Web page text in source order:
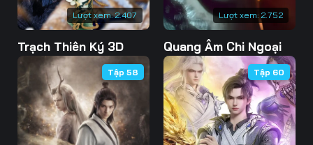
82 83
85 86 87
88 90
91 93
Lượt xem:2.407
Trạch Thiên Ký 3D
Lượt xem: 2.752
Quang Âm Chi Ngoại
Tập 58 Tập 60